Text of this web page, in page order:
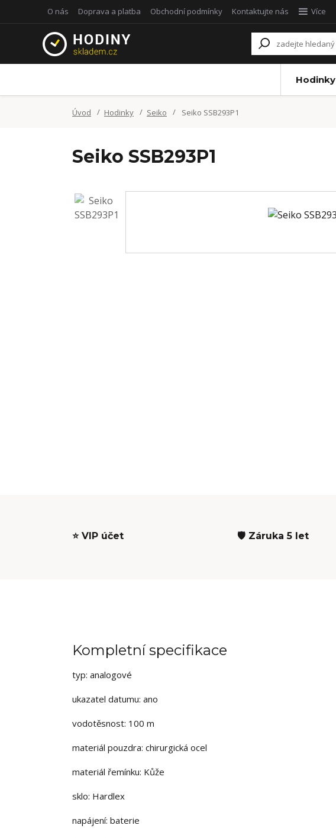
O nás Doprava a platba Obchodní podmínky Kontaktujte nás Více
Hodinky
Úvod Hodinky Seiko Seiko SSB293P1
Seiko SSB293P1
⭐ VIP účet 🛡️ Záruka 5 let
Kompletní specifikace
typ: analogové
ukazatel datumu: ano
vodotěsnost: 100 m
materiál pouzdra: chirurgická ocel
materiál řemínku: Kůže
sklo: Hardlex
napájení: baterie